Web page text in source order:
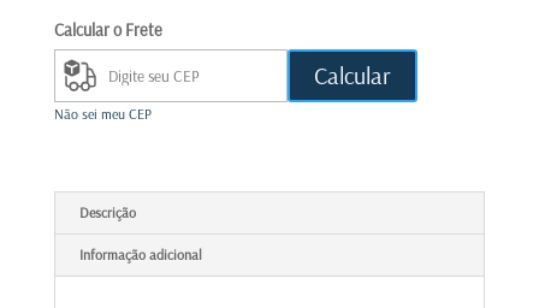
Calcular o Frete
Calcular
Não sei meu CEP
Descrição
Informação adicional